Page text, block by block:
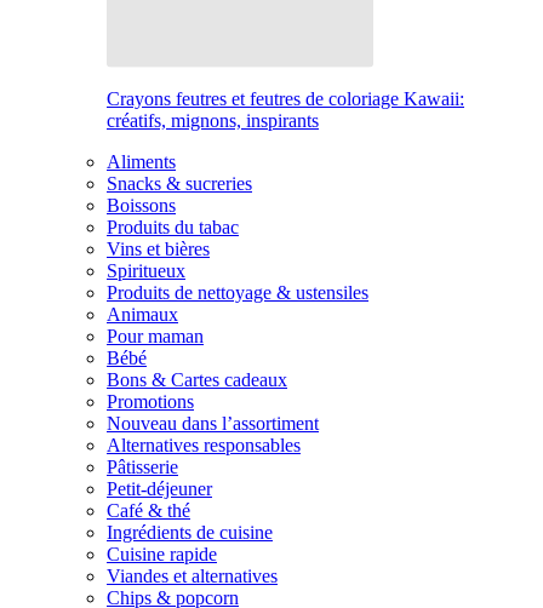
Crayons feutres et feutres de coloriage Kawaii:
créatifs, mignons, inspirants
Aliments
Snacks & sucreries
Boissons
Produits du tabac
Vins et bières
Spiritueux
Produits de nettoyage & ustensiles
Animaux
Pour maman
Bébé
Bons & Cartes cadeaux
Promotions
Nouveau dans l’assortiment
Alternatives responsables
Pâtisserie
Petit-déjeuner
Café & thé
Ingrédients de cuisine
Cuisine rapide
Viandes et alternatives
Chips & popcorn